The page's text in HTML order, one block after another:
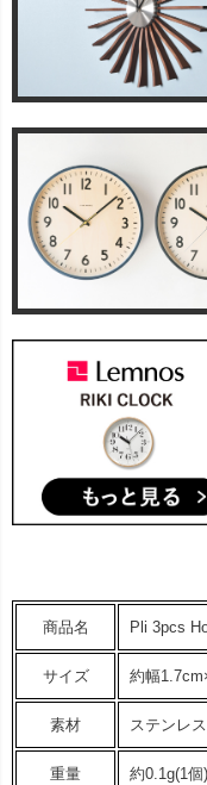
商品名 Pli 3pcs
サイズ 約幅
素材 ステンレス
重量 約0.1g(1個)